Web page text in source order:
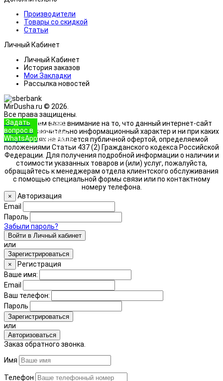
Производители
Товары со скидкой
Статьи
Личный Кабинет
Личный Кабинет
История заказов
Мои Закладки
Рассылка новостей
MirDusha.ru © 2026.
Все права защищены.
Обращаем ваше внимание на то, что данный интернет-сайт
носит исключительно информационный характер и ни при каких
условиях не является публичной офертой, определяемой
положениями Статьи 437 (2) Гражданского кодекса Российской
Федерации. Для получения подробной информации о наличии и
стоимости указанных товаров и (или) услуг, пожалуйста,
обращайтесь к менеджерам отдела клиентского обслуживания
с помощью специальной формы связи или по контактному
номеру телефона.
Задать
вопрос в
WhatsApp
+7 (933)
888-8322
Позвонить
×
Авторизация
Email
Пароль
Забыли пароль?
Войти в Личный кабинет
или
Зарегистрироваться
×
Регистрация
Ваше имя:
Email
Ваш телефон:
Пароль
Зарегистрироваться
или
Авторизоваться
Заказ обратного звонка.
Имя
Телефон